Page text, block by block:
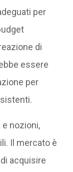
per
di
essere
per
nozioni,
Il mercato è
acquisire